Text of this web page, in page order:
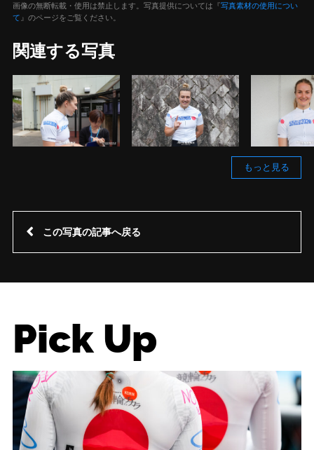
画像の無断転載・使用は禁止します。写真提供については『写真素材の使用につい
て 』のページをご覧ください。
関連する写真
もっと見る
この写真の記事へ戻る
Pick Up